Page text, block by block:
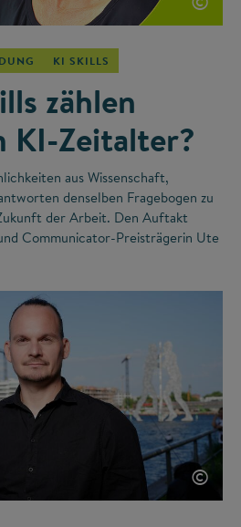
KI SKILLS
zählen
KI-Zeitalter?
aus Wissenschaft,
denselben Fragebogen zu
der Arbeit. Den Auftakt
Communicator-Preisträgerin Ute
©